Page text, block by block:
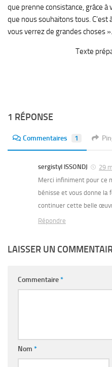
que prenne consistance, grâce à
que nous souhaitons tous. C’est
vous verrez de grandes choses ».
Texte
1 RÉPONSE
Commentaires 1
sergistyl ISSONDJ
29
Merci infiniment pour ce
bénisse et vous donne
continuer cette belle
Répondre
LAISSER UN
Commentaire*
Nom *